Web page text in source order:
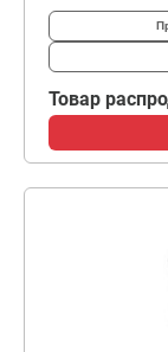
Товар